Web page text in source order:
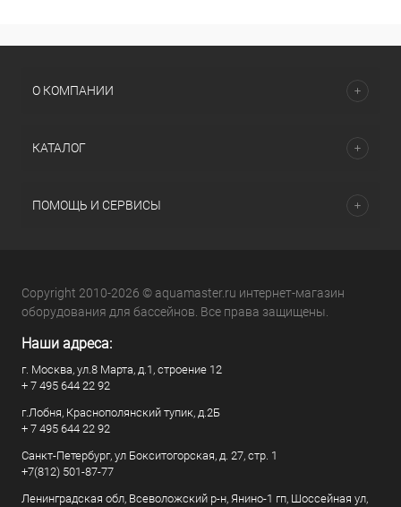
О КОМПАНИИ
КАТАЛОГ
ПОМОЩЬ И СЕРВИСЫ
Copyright 2010-2026 © aquamaster.ru интернет-магазин
оборудования для бассейнов. Все права защищены.
Наши адреса:
г. Москва, ул.8 Марта, д.1, строение 12
+ 7 495 644 22 92
г.Лобня, Краснополянский тупик, д.2Б
+ 7 495 644 22 92
Санкт-Петербург, ул Бокситогорская, д. 27, стр. 1
+7(812) 501-87-77
Ленинградская обл, Всеволожский р-н, Янино-1 гп, Шоссейная ул,